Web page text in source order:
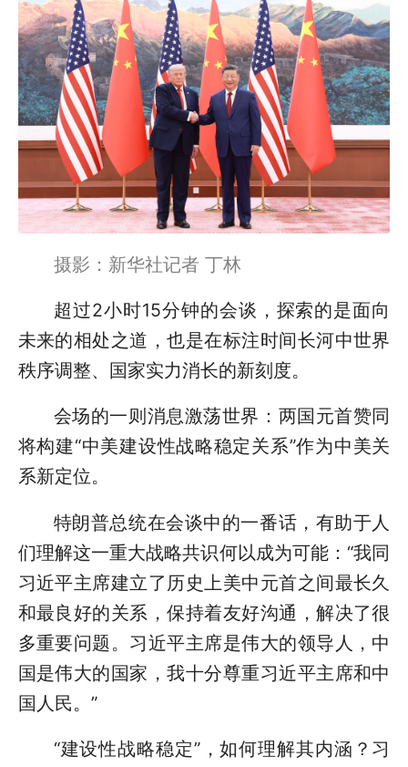
摄影：新华社记者 丁林
超过2小时15分钟的会谈，探索的是面向
未来的相处之道，也是在标注时间长河中世界
秩序调整、国家实力消长的新刻度。
会场的一则消息激荡世界：两国元首赞同
将构建“中美建设性战略稳定关系”作为中美关
系新定位。
特朗普总统在会谈中的一番话，有助于人
们理解这一重大战略共识何以成为可能：“我同
习近平主席建立了历史上美中元首之间最长久
和最良好的关系，保持着友好沟通，解决了很
多重要问题。习近平主席是伟大的领导人，中
国是伟大的国家，我十分尊重习近平主席和中
国人民。”
“建设性战略稳定”，如何理解其内涵？习